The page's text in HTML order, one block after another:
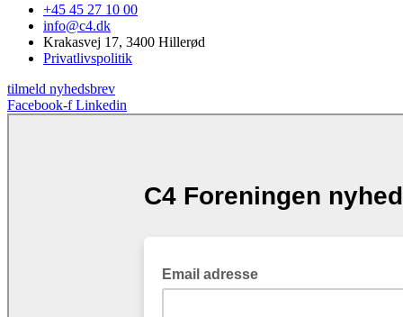
+45 45 27 10 00
info@c4.dk
Krakasvej 17, 3400 Hillerød
Privatlivspolitik
tilmeld nyhedsbrev
Facebook-f Linkedin